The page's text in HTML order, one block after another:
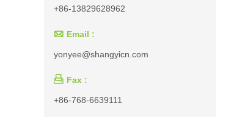
+86-13829628962
 Email :
yonyee@shangyicn.com
 Fax :
+86-768-6639111